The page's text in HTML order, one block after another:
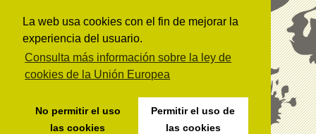
La web usa cookies con el fin de mejorar la
experiencia del usuario.
Consulta más información sobre la ley de
cookies de la Unión Europea
No permitir el uso
las cookies
Permitir el uso de
las cookies